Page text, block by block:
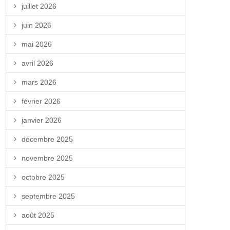
juillet 2026
juin 2026
mai 2026
avril 2026
mars 2026
février 2026
janvier 2026
décembre 2025
novembre 2025
octobre 2025
septembre 2025
août 2025